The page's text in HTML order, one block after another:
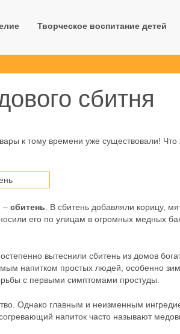
Творческое воспитание детей
сбитня
к тому времени уже существовали! Что
– сбитень . В сбитень добавляли корицу,
его по улицам в огромных медных
вытеснили сбитень из домов
напитком простых людей, особенно
с первыми симптомами простуды.
Однако главным и неизменным
напиток часто называют